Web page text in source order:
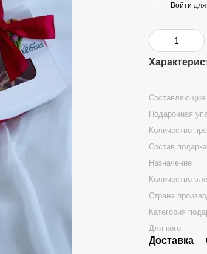
Войти
Составляющие
Подарочная
Количество
Состав подарка
Назначение
Количество
Страна
Категория
Для кого
Доставка